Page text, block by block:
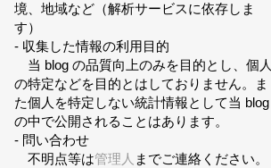
境、地域など（解析サービスに依存しま
す）
- 収集した情報の利用目的
当 blog の品質向上のみを目的とし、個人
の特定などを目的とはしておりません。ま
た個人を特定しない統計情報として当 blog
の中で公開されることはあります。
- 問い合わせ
不明点等は管理人 までご連絡ください。